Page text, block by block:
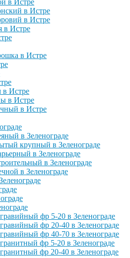
в Истре
в Истре
в Истре
в Истре
в Истре
в Истре
в Истре
в Зеленограде
крупный в Зеленограде
в Зеленограде
в Зеленограде
в Зеленограде
фр 5-20 в Зеленограде
фр 20-40 в Зеленограде
фр 40-70 в Зеленограде
фр 5-20 в Зеленограде
фр 20-40 в Зеленограде